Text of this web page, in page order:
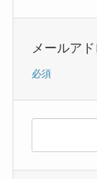
メールア
必須